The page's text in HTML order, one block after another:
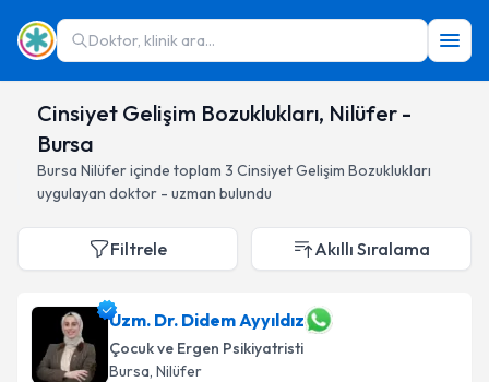
Doktor, klinik ara...
Cinsiyet Gelişim Bozuklukları, Nilüfer -
Bursa
Bursa Nilüferiçinde toplam 3 Cinsiyet Gelişim Bozuklukları
uygulayan doktor - uzman bulundu
Filtrele Akıllı Sıralama
Uzm. Dr. Didem Ayyıldız
Çocuk ve Ergen Psikiyatristi
Bursa, Nilüfer